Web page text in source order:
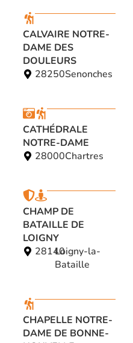
CALVAIRE NOTRE-
DAME DES
DOULEURS
28250Senonches
CATHÉDRALE
NOTRE-DAME
28000Chartres
CHAMP DE
BATAILLE DE
LOIGNY
28140Loigny-la-
Bataille
CHAPELLE NOTRE-
DAME DE BONNE-